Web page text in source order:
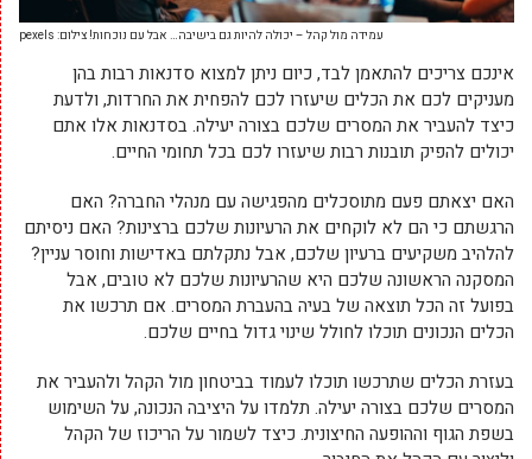
עמידה מול קהל – יכולה להיות גם בישיבה… אבל עם נוכחות! צילום: pexels
אינכם צריכים להתאמן לבד, כיום ניתן למצוא סדנאות רבות בהן
מעניקים לכם את הכלים שיעזרו לכם להפחית את החרדות, ולדעת
כיצד להעביר את המסרים שלכם בצורה יעילה. בסדנאות אלו אתם
יכולים להפיק תובנות רבות שיעזרו לכם בכל תחומי החיים.
האם יצאתם פעם מתוסכלים מהפגישה עם מנהלי החברה? האם
הרגשתם כי הם לא לוקחים את הרעיונות שלכם ברצינות? האם ניסיתם
להלהיב משקיעים ברעיון שלכם, אבל נתקלתם באדישות וחוסר עניין?
המסקנה הראשונה שלכם היא שהרעיונות שלכם לא טובים, אבל
בפועל זה הכל תוצאה של בעיה בהעברת המסרים. אם תרכשו את
הכלים הנכונים תוכלו לחולל שינוי גדול בחיים שלכם.
בעזרת הכלים שתרכשו תוכלו לעמוד בביטחון מול הקהל ולהעביר את
המסרים שלכם בצורה יעילה. תלמדו על היציבה הנכונה, על השימוש
בשפת הגוף וההופעה החיצונית. כיצד לשמור על הריכוז של הקהל